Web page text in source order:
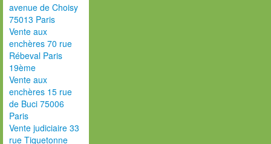
avenue de Choisy
75013 Paris
Vente aux
enchères 70 rue
Rébeval Paris
19ème
Vente aux
enchères 15 rue
de Buci 75006
Paris
Vente judiciaire 33
rue Tiquetonne